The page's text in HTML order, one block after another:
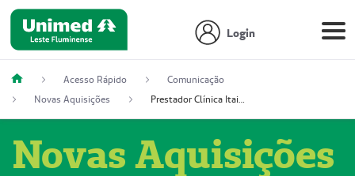
Login
Acesso Rápido
Comunicação
Novas Aquisições
Prestador Clínica Itaipú Ltda (51004348-2)
Novas Aquisições